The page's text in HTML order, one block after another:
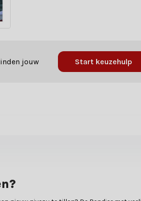
jouw
Start keuzehulp